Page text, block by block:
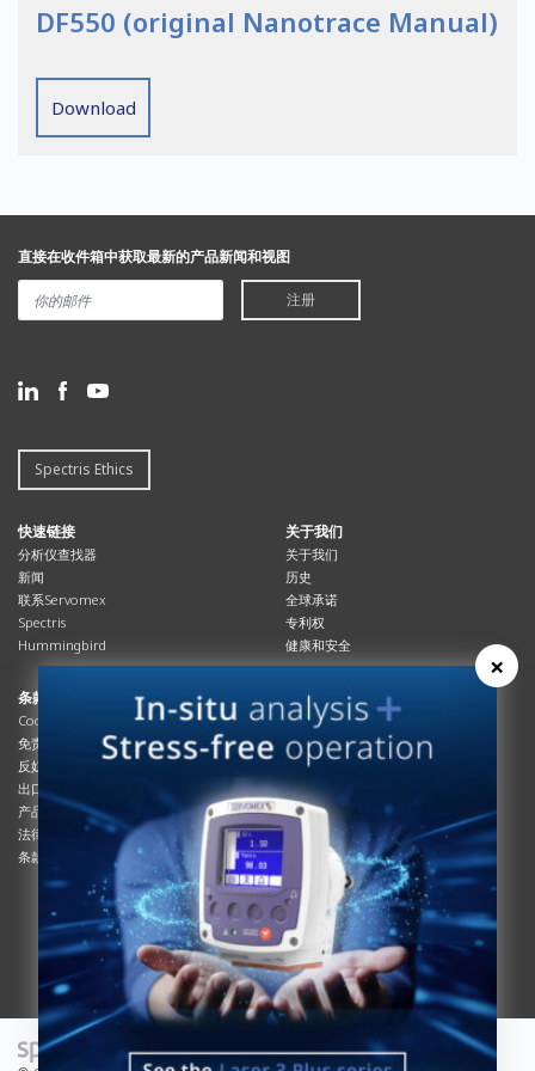
DF550 (original Nanotrace Manual)
Download
直接在收件箱中获取最新的产品新闻和视图
注册
Spectris Ethics
快速链接
分析仪查找器
新闻
联系Servomex
Spectris
Hummingbird
关于我们
关于我们
历史
全球承诺
专利权
健康和安全
条款与合规
Cookies政策
免责声明
反奴隶制立法
出口管制
产品合规
法律和隐私声明
条款及细则
资源资源
总览
杂志
系统信息
产品手册
说明书
服务信息
白皮书
条款和条件
工艺手册
互动杂志
×